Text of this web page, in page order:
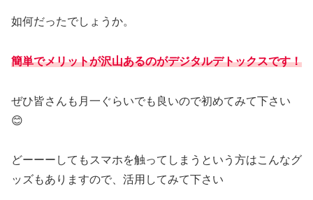
如何だったでしょうか。
簡単でメリットが沢山あるのがデジタルデトックスです！
ぜひ皆さんも月一ぐらいでも良いので初めてみて下さい
😊
どーーーしてもスマホを触ってしまうという方はこんなグ
ッズもありますので、活用してみて下さい